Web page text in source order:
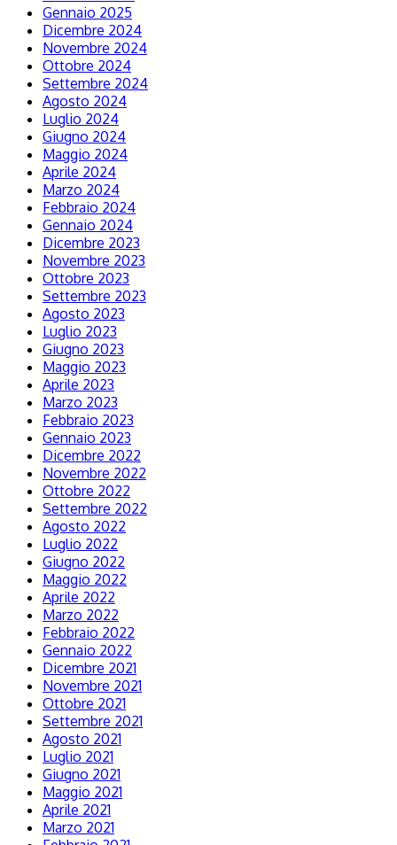
Gennaio 2025
Dicembre 2024
Novembre 2024
Ottobre 2024
Settembre 2024
Agosto 2024
Luglio 2024
Giugno 2024
Maggio 2024
Aprile 2024
Marzo 2024
Febbraio 2024
Gennaio 2024
Dicembre 2023
Novembre 2023
Ottobre 2023
Settembre 2023
Agosto 2023
Luglio 2023
Giugno 2023
Maggio 2023
Aprile 2023
Marzo 2023
Febbraio 2023
Gennaio 2023
Dicembre 2022
Novembre 2022
Ottobre 2022
Settembre 2022
Agosto 2022
Luglio 2022
Giugno 2022
Maggio 2022
Aprile 2022
Marzo 2022
Febbraio 2022
Gennaio 2022
Dicembre 2021
Novembre 2021
Ottobre 2021
Settembre 2021
Agosto 2021
Luglio 2021
Giugno 2021
Maggio 2021
Aprile 2021
Marzo 2021